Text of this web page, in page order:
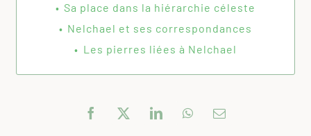
Sa place dans la hiérarchie céleste
Nelchael et ses correspondances
Les pierres liées à Nelchael